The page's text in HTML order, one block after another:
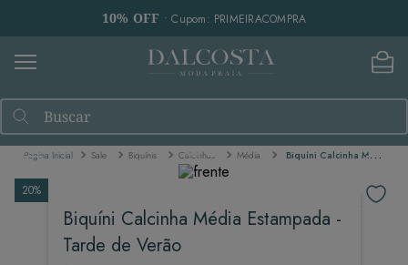
10% OFF • Cupom: PRIMEIRACOMPRA
Buscar
Sale Biquínis Calcinhas Média Biquíni Calcinha Média Estampada - Tarde de Verão
20%
Biquíni Calcinha Média Estampada -
Tarde de Verão